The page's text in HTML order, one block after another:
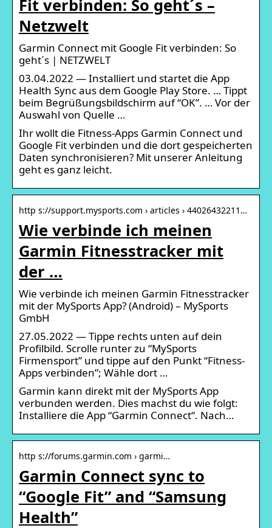
Fit verbinden: So geht´s –
Netzwelt
Garmin Connect mit Google Fit verbinden: So
geht´s | NETZWELT
03.04.2022 — Installiert und startet die App
Health Sync aus dem Google Play Store. … Tippt
beim Begrüßungsbildschirm auf “OK”. … Vor der
Auswahl von Quelle …
Ihr wollt die Fitness-Apps Garmin Connect und
Google Fit verbinden und die dort gespeicherten
Daten synchronisieren? Mit unserer Anleitung
geht es ganz leicht.
http s://support.mysports.com › articles › 44026432211…
Wie verbinde ich meinen
Garmin Fitnesstracker mit
der …
Wie verbinde ich meinen Garmin Fitnesstracker
mit der MySports App? (Android) – MySports
GmbH
27.05.2022 — Tippe rechts unten auf dein
Profilbild. Scrolle runter zu “MySports
Firmensport” und tippe auf den Punkt “Fitness-
Apps verbinden”; Wähle dort …
Garmin kann direkt mit der MySports App
verbunden werden. Dies machst du wie folgt:
Installiere die App “Garmin Connect“. Nach…
http s://forums.garmin.com › garmi…
Garmin Connect sync to
“Google Fit” and “Samsung
Health”